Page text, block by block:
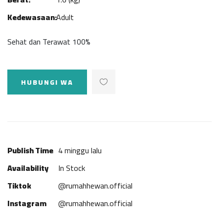
Kedewasaan:Adult
Sehat dan Terawat 100%
HUBUNGI WA
Publish Time 4 minggu lalu
Availability
In Stock
Tiktok
@rumahhewan.official
Instagram
@rumahhewan.official